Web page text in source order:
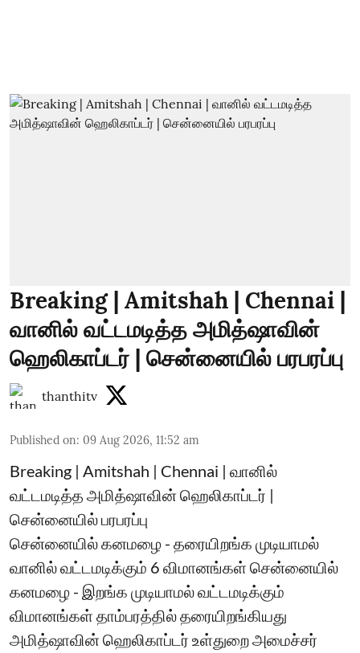
Breaking | Amitshah | Chennai |
வானில் வட்டமடித்த அமித்ஷாவின்
ஹெலிகாப்டர் | சென்னையில் பரபரப்பு
thanthitv
Published on: 09 Aug 2026, 11:52 am
Breaking | Amitshah | Chennai | வானில்
வட்டமடித்த அமித்ஷாவின் ஹெலிகாப்டர் |
சென்னையில் பரபரப்பு
சென்னையில் கனமழை - தரையிறங்க முடியாமல்
வானில் வட்டமடிக்கும் 6 விமானங்கள் சென்னையில்
கனமழை - இறங்க முடியாமல் வட்டமடிக்கும்
விமானங்கள் தாம்பரத்தில் தரையிறங்கியது
அமித்ஷாவின் ஹெலிகாப்டர் உள்துறை அமைச்சர்